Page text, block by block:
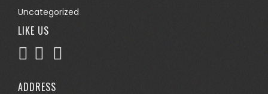
Uncategorized
LIKE US
ADDRESS